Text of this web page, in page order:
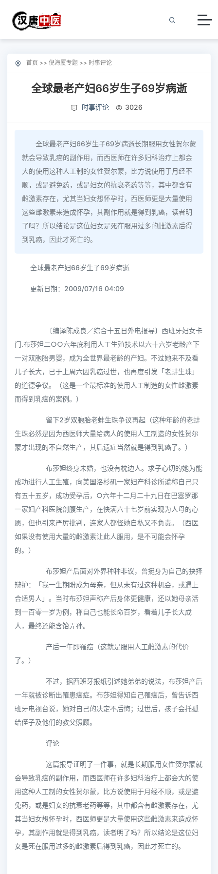
首页 >> 倪海厦专题 >> 时事评论
全球最老产妇66岁生子69岁病逝
时事评论 3026
全球最老产妇66岁生子69岁病逝长期服用女性贺尔蒙
就会导致乳癌的副作用，而西医师在许多妇科治疗上都会
大的使用这种人工制的女性贺尔蒙，比方说使用于月经不
顺，或是避免药，或是妇女的抗衰老药等等，其中都含有
雌激素存在，尤其当妇女想怀孕时，西医师更是大量使用
这些雌激素来造成怀孕，其副作用就是得到乳癌，读者明
了吗？所以结论是这位妇女是死在服用过多的雌激素后得
到乳癌，因此才死亡的。
全球最老产妇66岁生子69岁病逝
更新日期：2009/07/16 04:09
〔编译陈成良／综合十五日外电报导〕西班牙妇女卡
门.布莎妲二○○六年底利用人工生殖技术以六十六岁老龄产下
一对双胞胎男婴，成为全世界最老龄的产妇。不过她来不及看
儿子长大，已于上周六因乳癌过世，也再度引发「老蚌生珠」
的道德争议。（这是一个最标准的使用人工制造的女性雌激素
而得到乳癌的案例。）
留下2岁双胞胎老蚌生珠争议再起（这种年龄的老蚌
生珠必然是因为西医师大量给病人的使用人工制造的女性贺尔
蒙才出现的不自然生产，其后遗症当然就是得到乳癌了。）
布莎妲终身未婚，也没有枕边人。求子心切的她为能
成功进行人工生殖，向美国洛杉矶一家妇产科诊所谎称自己只
有五十五岁，成功受孕后，○六年十二月二十九日在巴塞罗那
一家妇产科医院剖腹生产，在快满六十七岁前实现为人母的心
愿，但也引来严厉批判，连家人都怪她自私又不负责。（西医
如果没有使用大量的雌激素让此人服用，是不可能会怀孕
的。）
布莎妲产后面对外界种种非议，曾挺身为自己的抉择
辩护：「我一生期盼成为母亲，但从未有过这种机会，或遇上
合适男人」。当时布莎妲声称产后身体更健康，还以她母亲活
到一百零一岁为例，称自己也能长命百岁，看着儿子长大成
人，最终还能含饴弄孙。
产后一年即罹癌（这就是服用人工雌激素的代价
了。）
不过，据西班牙报纸引述她弟弟的说法，布莎妲产后
一年就被诊断出罹患癌症。布莎妲得知自己罹癌后，曾告诉西
班牙电视台说，她对自己的决定不后悔；过世后，孩子会托孤
给侄子及他们的教父照顾。
评论
这篇报导证明了一件事，就是长期服用女性贺尔蒙就
会导致乳癌的副作用，而西医师在许多妇科治疗上都会大的使
用这种人工制的女性贺尔蒙，比方说使用于月经不顺，或是避
免药，或是妇女的抗衰老药等等，其中都含有雌激素存在，尤
其当妇女想怀孕时，西医师更是大量使用这些雌激素来造成怀
孕，其副作用就是得到乳癌，读者明了吗？所以结论是这位妇
女是死在服用过多的雌激素后得到乳癌，因此才死亡的。